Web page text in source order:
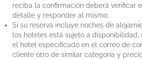
reciba la confirmación deberá verificar
detalle y responder al mismo.
Si su reserva incluye noches de
los hoteles está sujeto a
el hotel especificado en el correo de
cliente otro de similar categoría y